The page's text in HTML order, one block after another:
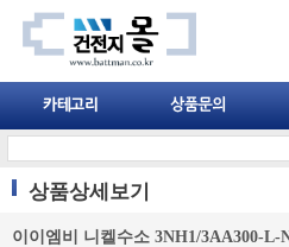
상품상세보기
이이엠비 니켈수소 3NH1/3AA300-L-